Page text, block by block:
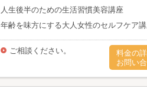
人生後半のための生活習慣美容講座
年齢を味方にする大人女性のセルフケア
ご相談ください。
料金の
お問い